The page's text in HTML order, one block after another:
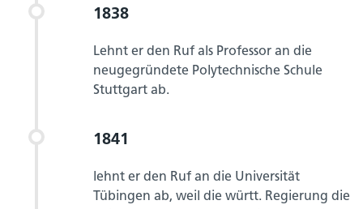
1838
Lehnt er den Ruf als Professor an die
neugegründete Polytechnische Schule
Stuttgart ab.
1841
lehnt er den Ruf an die Universität
Tübingen ab, weil die württ. Regierung die